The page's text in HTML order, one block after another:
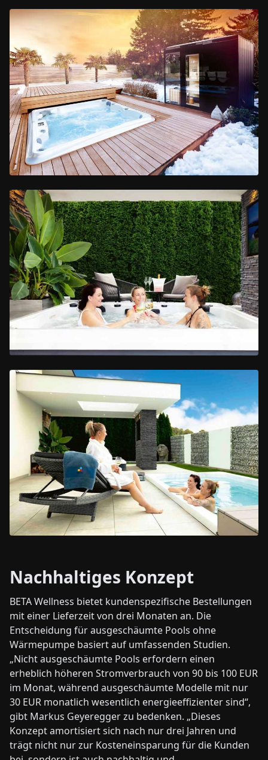
Nachhaltiges Konzept
BETA Wellness bietet kundenspezifische Bestellungen
mit einer Lieferzeit von drei Monaten an. Die
Entscheidung für ausgeschäumte Pools ohne
Wärmepumpe basiert auf umfassenden Studien.
„Nicht ausgeschäumte Pools erfordern einen
erheblich höheren Stromverbrauch von 90 bis 100 EUR
im Monat, während ausgeschäumte Modelle mit nur
30 EUR monatlich wesentlich energieeffizienter sind“,
gibt Markus Geyeregger zu bedenken. „Dieses
Konzept amortisiert sich nach nur drei Jahren und
trägt nicht nur zur Kosteneinsparung für die Kunden